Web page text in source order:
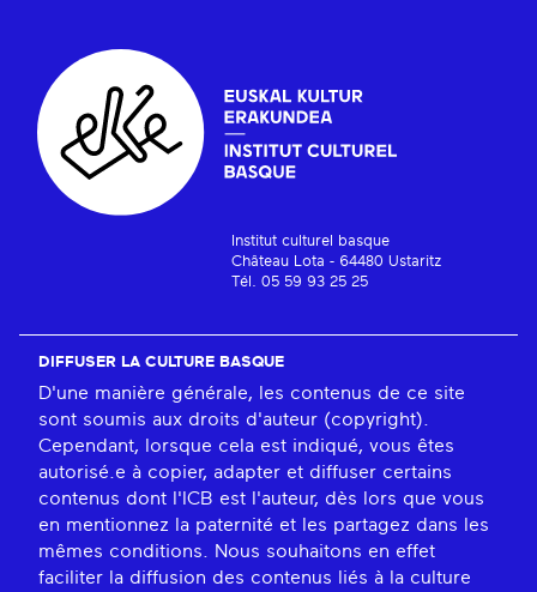
Institut culturel basque
Château Lota - 64480 Ustaritz
Tél. 05 59 93 25 25
DIFFUSER LA CULTURE BASQUE
D'une manière générale, les contenus de ce site
sont soumis aux droits d'auteur (copyright).
Cependant, lorsque cela est indiqué, vous êtes
autorisé.e à copier, adapter et diffuser certains
contenus dont l'ICB est l'auteur, dès lors que vous
en mentionnez la paternité et les partagez dans les
mêmes conditions. Nous souhaitons en effet
faciliter la diffusion des contenus liés à la culture